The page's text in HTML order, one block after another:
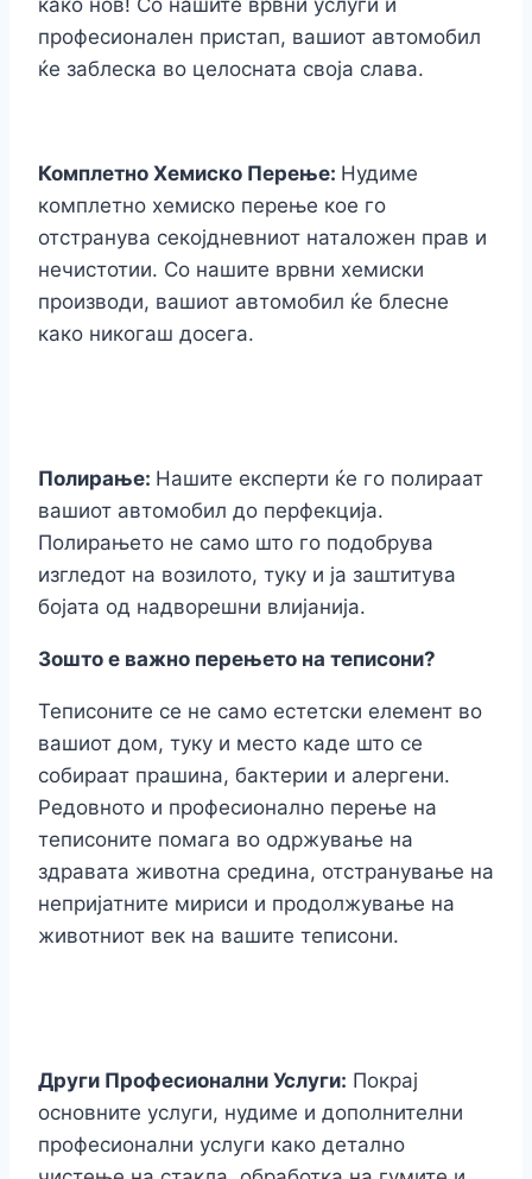
како нов! Со нашите врвни услуги и
професионален пристап, вашиот автомобил
ќе заблеска во целосната своја слава.
Комплетно Хемиско Перење: Нудиме
комплетно хемиско перење кое го
отстранува секојдневниот наталожен прав и
нечистотии. Со нашите врвни хемиски
производи, вашиот автомобил ќе блесне
како никогаш досега.
Полирање: Нашите експерти ќе го полираат
вашиот автомобил до перфекција.
Полирањето не само што го подобрува
изгледот на возилото, туку и ја заштитува
бојата од надворешни влијанија.
Зошто е важно перењето на теписони?
Теписоните се не само естетски елемент во
вашиот дом, туку и место каде што се
собираат прашина, бактерии и алергени.
Редовното и професионално перење на
теписоните помага во одржување на
здравата животна средина, отстранување на
непријатните мириси и продолжување на
животниот век на вашите теписони.
Други Професионални Услуги: Покрај
основните услуги, нудиме и дополнителни
професионални услуги како детално